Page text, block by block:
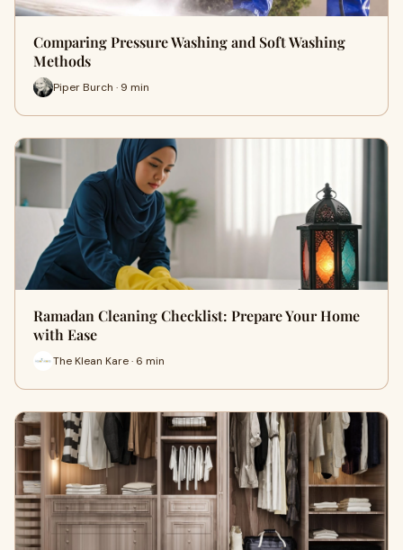
Comparing Pressure Washing and Soft Washing
Methods
Piper Burch · 9 min
Ramadan Cleaning Checklist: Prepare Your Home
with Ease
The Klean Kare · 6 min